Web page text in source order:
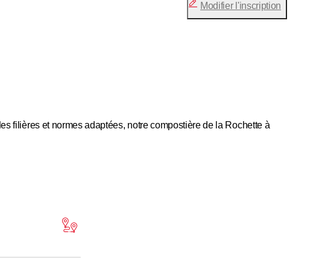
Modifier l'inscription
filières et normes adaptées, notre compostière de la Rochette à